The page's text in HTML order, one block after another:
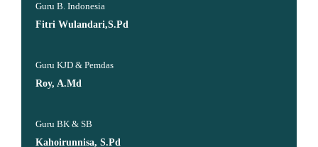
Guru B. Indonesia
Fitri Wulandari,S.Pd
Guru KJD & Pemdas
Roy, A.Md
Guru BK & SB
Kahoirunnisa, S.Pd